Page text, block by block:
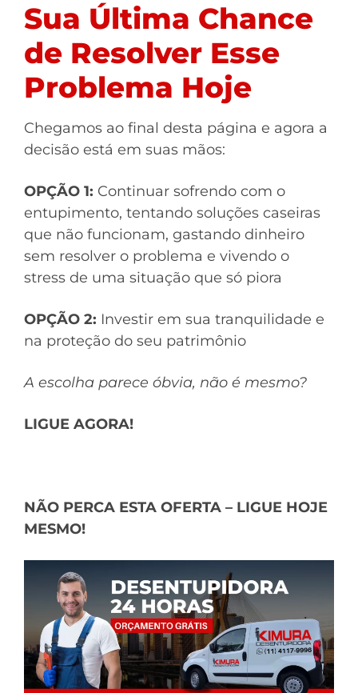
Sua Última Chance
de Resolver Esse
Problema Hoje
Chegamos ao final desta página e agora a
decisão está em suas mãos:
OPÇÃO 1: Continuar sofrendo com o
entupimento, tentando soluções caseiras
que não funcionam, gastando dinheiro
sem resolver o problema e vivendo o
stress de uma situação que só piora
OPÇÃO 2: Investir em sua tranquilidade e
na proteção do seu patrimônio
A escolha parece óbvia, não é mesmo?
LIGUE AGORA!
NÃO PERCA ESTA OFERTA – LIGUE HOJE
MESMO!